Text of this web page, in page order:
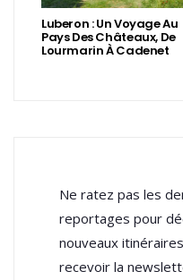
Luberon : Un Voyage Au
Pays Des Châteaux, De
Lourmarin À Cadenet
Ne ratez pas les
reportages pour
nouveaux
recevoir la